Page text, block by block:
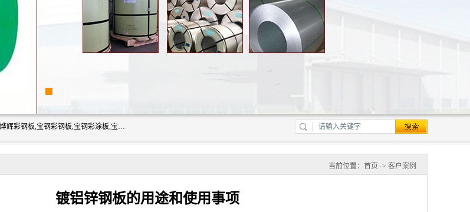
上海志辰实业有限公司主要经销:上海宝钢彩钢卷（宝钢总厂）台湾氟碳彩钢板,烨辉彩钢板,宝钢彩钢板,宝钢彩涂板,宝钢彩钢卷,马钢彩钢板,马钢彩钢卷,镀铝锌钢板,PVDF彩钢板,台湾烨辉彩钢板,高耐候彩钢板,硅改性彩钢板,规格齐全。
当前位置： 首页 -> 客户案例
镀铝锌钢板的用途和使用事项